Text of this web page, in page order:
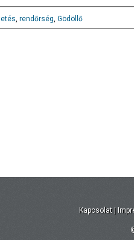
, rendőrség, Gödöllő
Kapcsolat |